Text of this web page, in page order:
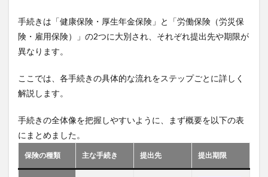
手続きは「健康保険・厚生年金保険」と「労働保険（労災保
険・雇用保険）」の2つに大別され、それぞれ提出先や期限が
異なります。
ここでは、各手続きの具体的な流れをステップごとに詳しく
解説します。
手続きの全体像を把握しやすいように、まず概要を以下の表
にまとめました。
保険の種類 主な手続き 提出先 提出期限